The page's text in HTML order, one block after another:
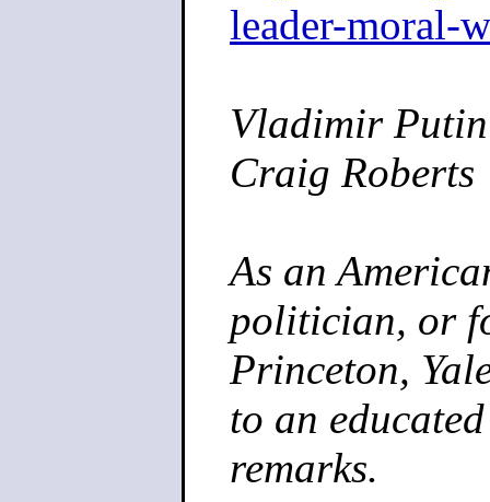
leader-moral-
Vladimir
Craig Roberts
As an
politician, or
Princeton,
to an
remarks.